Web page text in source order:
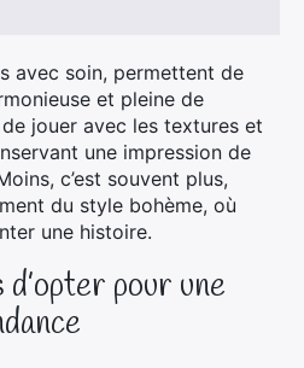
avec soin, permettent de
et pleine de
jouer avec les textures et
une impression de
c’est souvent plus,
du style bohème, où
une histoire.
pour une